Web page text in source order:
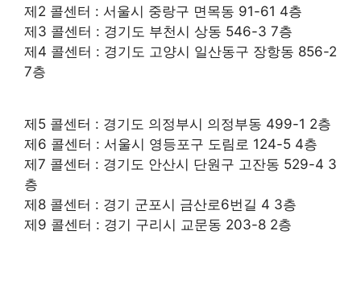
제2 콜센터 : 서울시 중랑구 면목동 91-61 4층
제3 콜센터 : 경기도 부천시 상동 546-3 7층
제4 콜센터 : 경기도 고양시 일산동구 장항동 856-2
7층
제5 콜센터 : 경기도 의정부시 의정부동 499-1 2층
제6 콜센터 : 서울시 영등포구 도림로 124-5 4층
제7 콜센터 : 경기도 안산시 단원구 고잔동 529-4 3
층
제8 콜센터 : 경기 군포시 금산로6번길 4 3층
제9 콜센터 : 경기 구리시 교문동 203-8 2층